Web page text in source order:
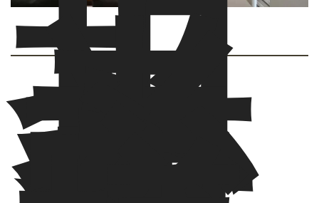
担
当
者